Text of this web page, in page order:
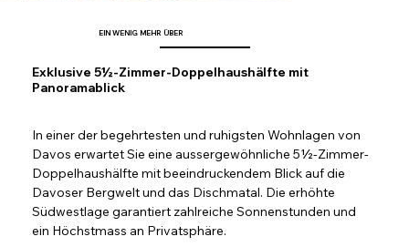
EIN WENIG MEHR ÜBER
Exklusive 5½-Zimmer-Doppelhaushälfte mit
Panoramablick
In einer der begehrtesten und ruhigsten Wohnlagen von
Davos erwartet Sie eine aussergewöhnliche 5½-Zimmer-
Doppelhaushälfte mit beeindruckendem Blick auf die
Davoser Bergwelt und das Dischmatal. Die erhöhte
Südwestlage garantiert zahlreiche Sonnenstunden und
ein Höchstmass an Privatsphäre.